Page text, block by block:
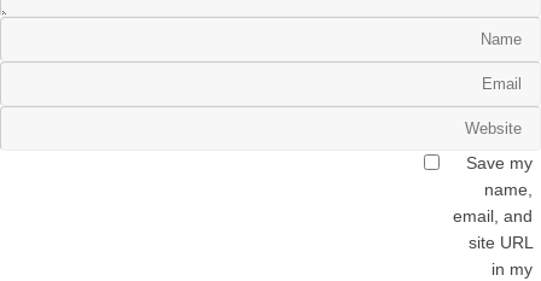
Save my
name,
email, and
site URL
in my